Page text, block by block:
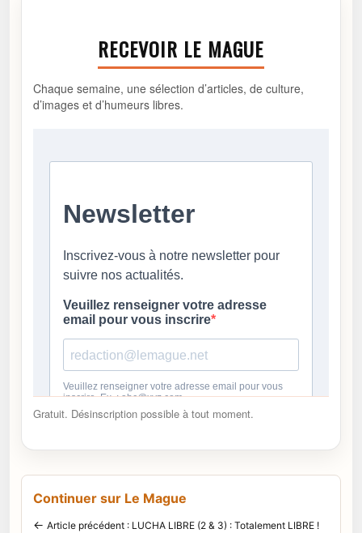
RECEVOIR LE MAGUE
Chaque semaine, une sélection d’articles, de culture,
d’images et d’humeurs libres.
Gratuit. Désinscription possible à tout moment.
Continuer sur Le Mague
← Article précédent : LUCHA LIBRE (2 & 3) : Totalement LIBRE !